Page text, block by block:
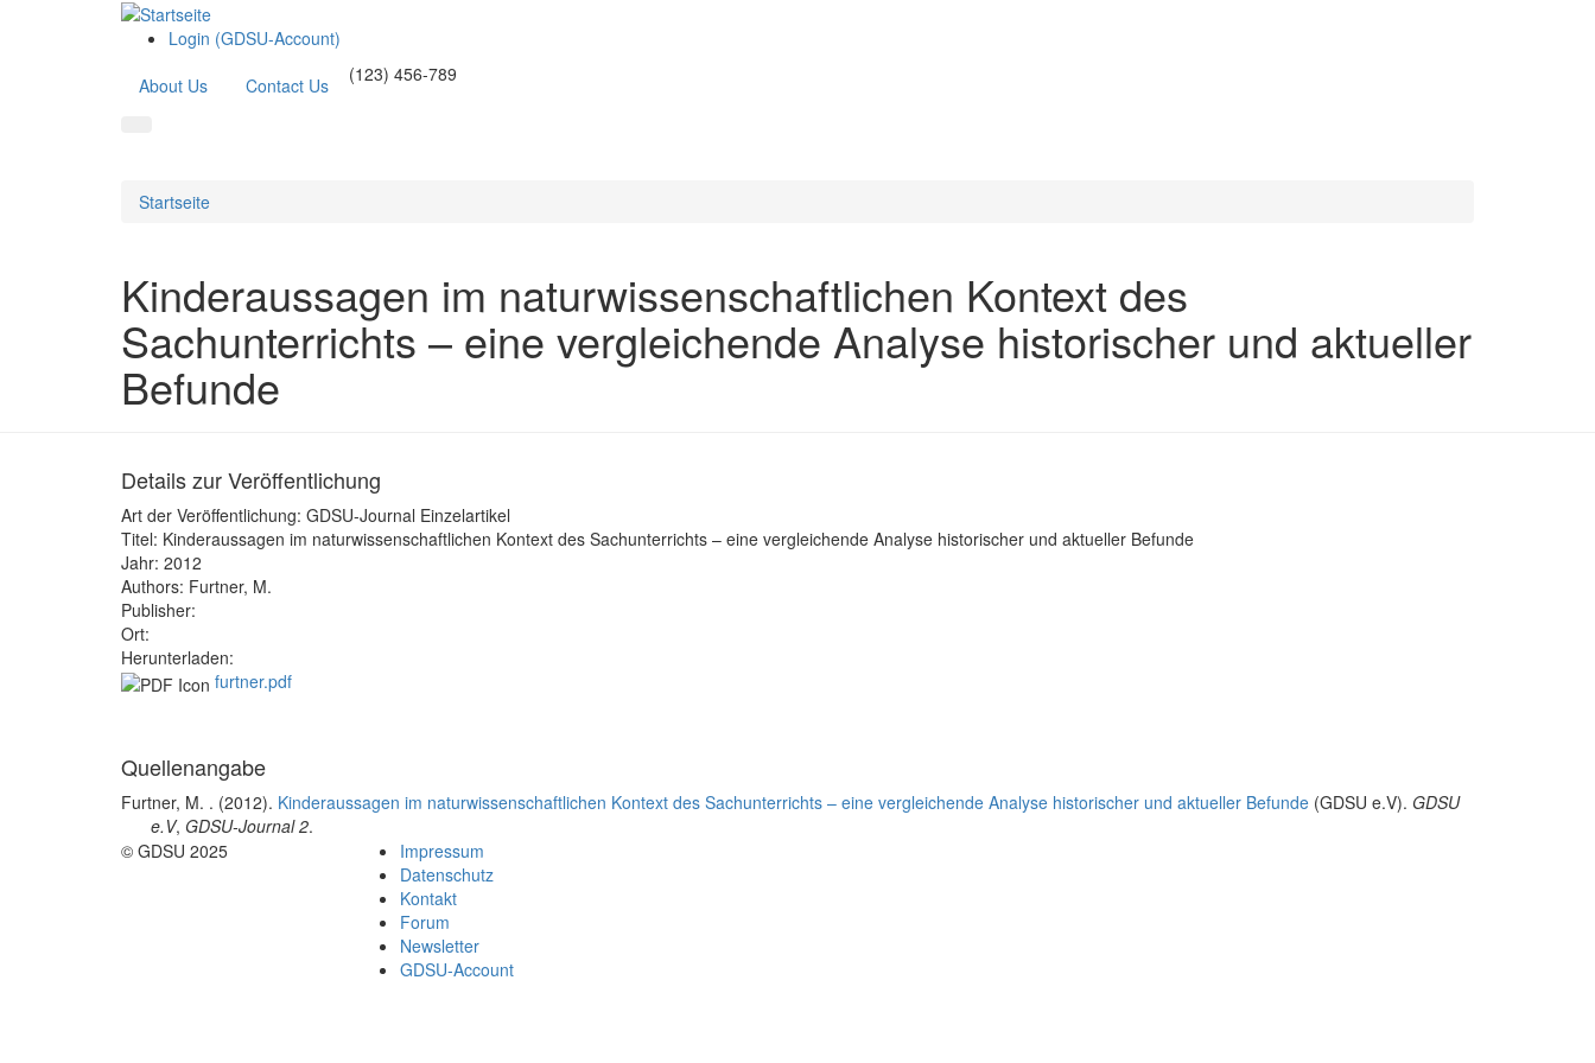
Login (GDSU-Account)
About Us
Contact Us (123) 456-789
Startseite
Kinderaussagen im naturwissenschaftlichen Kontext des
Sachunterrichts – eine vergleichende Analyse historischer und aktueller
Befunde
Details zur Veröffentlichung
Art der Veröffentlichung: GDSU-Journal Einzelartikel
Titel: Kinderaussagen im naturwissenschaftlichen Kontext des Sachunterrichts – eine vergleichende Analyse historischer und aktueller Befunde
Jahr: 2012
Authors: Furtner, M.
Publisher:
Ort:
Herunterladen:
furtner.pdf
Quellenangabe
Furtner, M. . (2012). Kinderaussagen im naturwissenschaftlichen Kontext des Sachunterrichts – eine vergleichende Analyse historischer und aktueller Befunde (GDSU e.V). GDSU
e.V, GDSU-Journal 2.
© GDSU 2025
Impressum
Datenschutz
Kontakt
Forum
Newsletter
GDSU-Account